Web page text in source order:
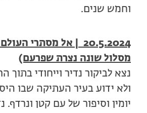
וחמש שנים.
20.5.2024 | אל מסתרי
מסלול שונה נצרת שפרעם)
נצא לביקור נדיר וייחודי בתוך
ולא ידוע בעיר העתיקה שבו
יומין וסיפור של עם קטן ונרדף.